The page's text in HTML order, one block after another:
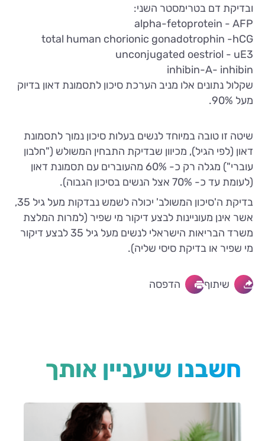
ובדיקת דם בטרימסטר השני:
alpha-fetoprotein - AFP
total human chorionic gonadotrophin -hCG
unconjugated oestriol - uE3
inhibin-A- inhibin
שקלול נתונים אלו מניב הערכת סיכון לתסמונת דאון בדיוק
מעל 90%.
שיטה זו טובה במיוחד לנשים בעלות סיכון נמוך לתסמונת
דאון (לפי הגיל), מכיוון שבדיקת התבחין המשולש ("חלבון
עוברי") מגלה רק כ- 60% מהעוברים עם תסמונת דאון
(לעומת עד כ- 70% אצל הנשים בסיכון הגבוה).
בדיקת ה'סיכון המשולב' יכולה לשמש נבדקות מעל גיל 35,
אשר אינן מעוניינות לבצע דיקור מי שפיר (למרות המלצת
משרד הבריאות הישראלי לנשים מעל גיל 35 לבצע דיקור
מי שפיר או בדיקת סיסי שליה).
שיתוף הדפסה
חשבנו שיעניין אותך